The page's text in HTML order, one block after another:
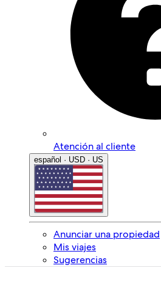
Atención al cliente
español · USD · US
Anunciar una propiedad
Mis viajes
Sugerencias